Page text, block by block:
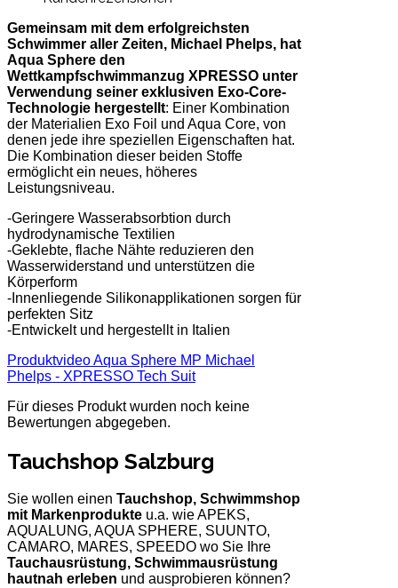
Gemeinsam mit dem erfolgreichsten
Schwimmer aller Zeiten, Michael Phelps, hat
Aqua Sphere den
Wettkampfschwimmanzug XPRESSO unter
Verwendung seiner exklusiven Exo-Core-
Technologie hergestellt: Einer Kombination
der Materialien Exo Foil und Aqua Core, von
denen jede ihre speziellen Eigenschaften hat.
Die Kombination dieser beiden Stoffe
ermöglicht ein neues, höheres
Leistungsniveau.
-Geringere Wasserabsorbtion durch
hydrodynamische Textilien
-Geklebte, flache Nähte reduzieren den
Wasserwiderstand und unterstützen die
Körperform
-Innenliegende Silikonapplikationen sorgen für
perfekten Sitz
-Entwickelt und hergestellt in Italien
Produktvideo Aqua Sphere MP Michael
Phelps - XPRESSO Tech Suit
Für dieses Produkt wurden noch keine
Bewertungen abgegeben.
Tauchshop Salzburg
Sie wollen einen Tauchshop, Schwimmshop
mit Markenprodukte u.a. wie APEKS,
AQUALUNG, AQUA SPHERE, SUUNTO,
CAMARO, MARES, SPEEDO wo Sie Ihre
Tauchausrüstung, Schwimmausrüstung
hautnah erleben und ausprobieren können?